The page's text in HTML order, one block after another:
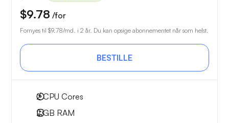
$9.78 /for
Fornyes til $9.78/md. i 2 år. Du kan opsige abonnementet når som helst.
BESTILLE
2CPU Cores
2 GB RAM